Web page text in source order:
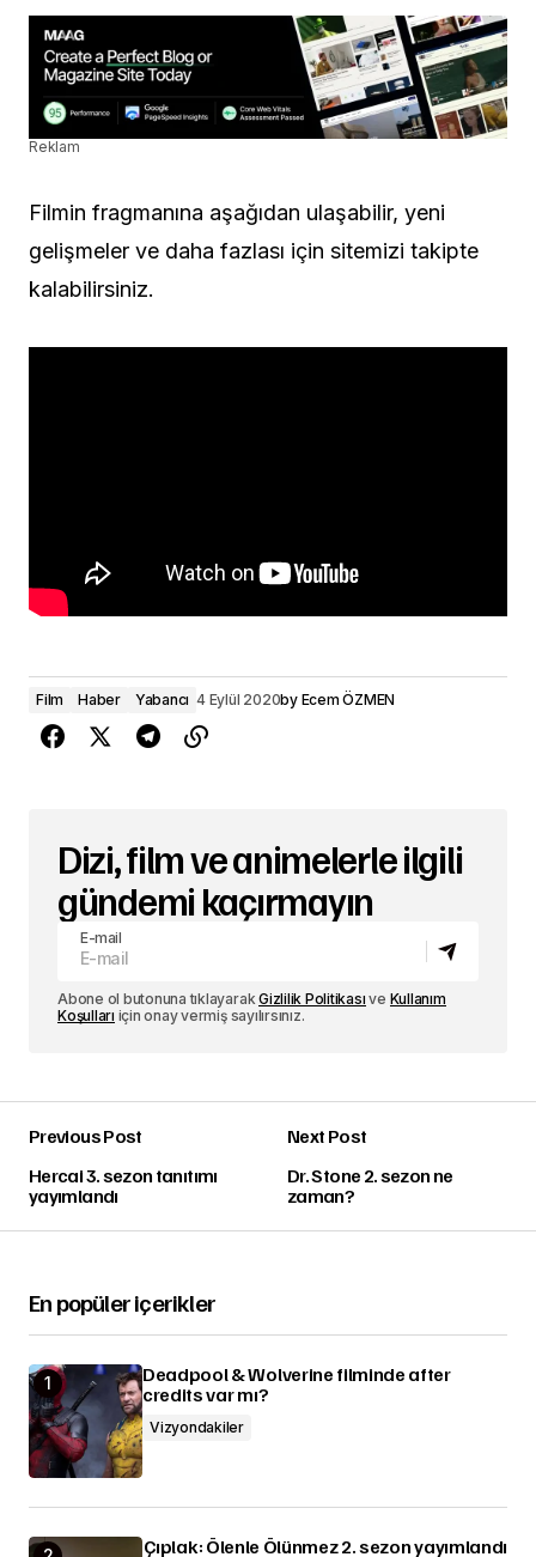
Reklam
Filmin fragmanına aşağıdan ulaşabilir, yeni
gelişmeler ve daha fazlası için sitemizi takipte
kalabilirsiniz.
Film Haber Yabancı 4 Eylül 2020by Ecem ÖZMEN
Dizi, film ve animelerle ilgili
gündemi kaçırmayın
E-mail
Abone ol butonuna tıklayarakGizlilik Politikası ve Kullanım
Koşulları için onay vermiş sayılırsınız.
Previous Post
Hercai 3. sezon tanıtımı
yayımlandı
Next Post
Dr. Stone 2. sezon ne
zaman?
En popüler içerikler
Deadpool & Wolverine filminde after
credits var mı?
Vizyondakiler
Çıplak: Ölenle Ölünmez 2. sezon yayımlandı